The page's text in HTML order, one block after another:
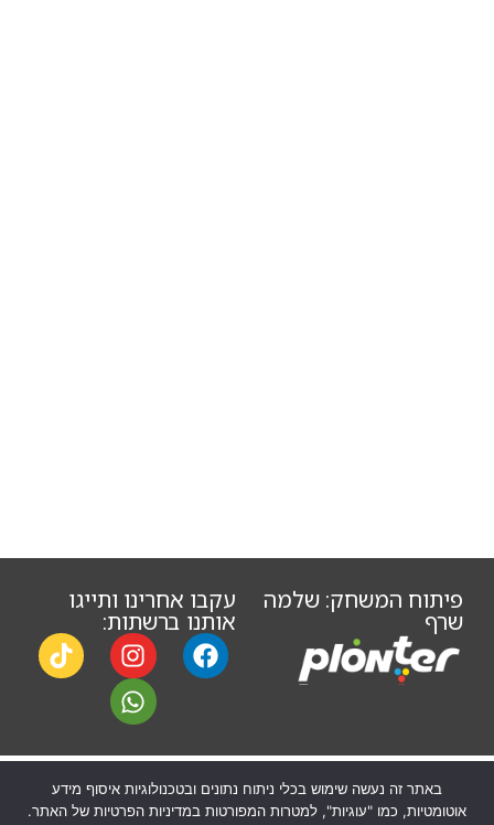
פיתוח המשחק: שלמה
שרף
עקבו אחרינו ותייגו
אותנו ברשתות:
מדיניות הפרטיותתקנון האתר
Site by Visuali
באתר זה נעשה שימוש בכלי ניתוח נתונים ובטכנולוגיות איסוף מידע
אוטומטיות, כמו "עוגיות", למטרות המפורטות במדיניות הפרטיות של האתר.